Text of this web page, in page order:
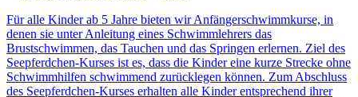
Für alle Kinder ab 5 Jahre bieten wir Anfängerschwimmkurse, in
denen sie unter Anleitung eines Schwimmlehrers das
Brustschwimmen, das Tauchen und das Springen erlernen. Ziel des
Seepferdchen-Kurses ist es, dass die Kinder eine kurze Strecke ohne
Schwimmhilfen schwimmend zurücklegen können. Zum Abschluss
des Seepferdchen-Kurses erhalten alle Kinder entsprechend ihrer